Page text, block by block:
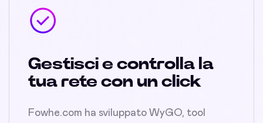
Gestisci e controlla la
tua rete con un click
Fowhe.com ha sviluppato WyGO, tool